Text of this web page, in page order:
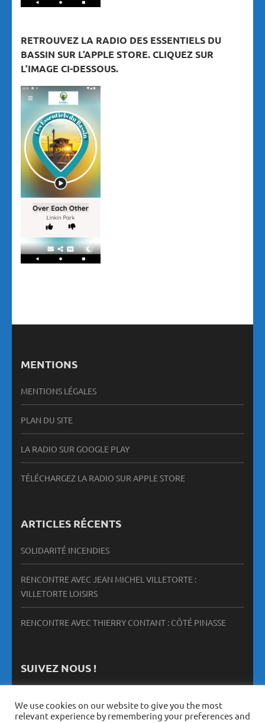
RETROUVEZ LA RADIO DES ESSENTIELS DU
BASSIN SUR L’APPLE STORE. CLIQUEZ SUR
L’IMAGE CI-DESSOUS.
MENTIONS
MENTIONS LÉGALES
PLAN DU SITE
LA RADIO SUR GOOGLE PLAY
TÉLÉCHARGEZ LA RADIO SUR APPLE STORE
ARTICLES RÉCENTS
SOLIDARITÉ INCENDIES
RENCONTRE AVEC JEAN MICHEL VILLETORTE :
VILLETORTE LOISIRS
RENCONTRE AVEC THIERRY CONTANT : CÔTÉ PINASSE
SUIVEZ NOUS !
We use cookies on our website to give you the most
relevant experience by remembering your preferences and